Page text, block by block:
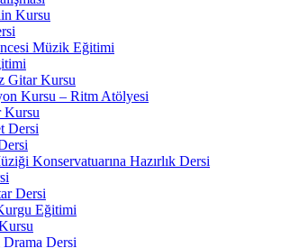
Kursu
Müzik Eğitimi
Gitar Kursu
Kursu – Ritm Atölyesi
Kursu
Dersi
Konservatuarına Hazırlık Dersi
Dersi
Eğitimi
Drama Dersi